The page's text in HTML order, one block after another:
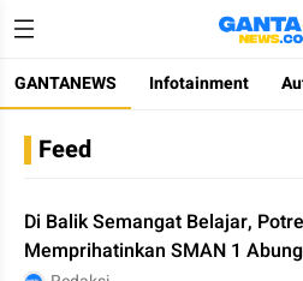
Gantanews
Informasi
GANTANEWS Infotainment
Feed
Di Balik Semangat Belajar,
Memprihatinkan SMAN 1